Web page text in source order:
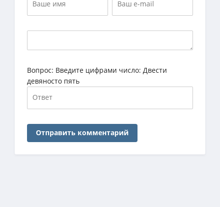
Вопрос: Введите цифрами число: Двести
девяносто пять
Отправить комментарий